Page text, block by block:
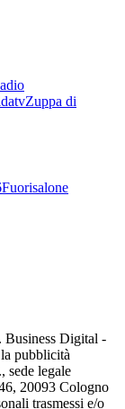
Zuppa di
Fuorisalone
Digital -
pubblicità
sede legale
20093 Cologno
trasmessi e/o